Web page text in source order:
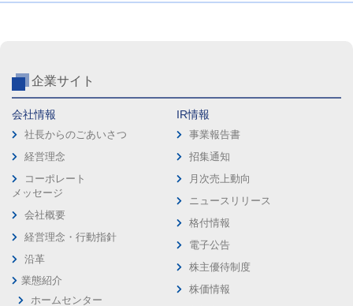
企業サイト
会社情報
社長からのごあいさつ
経営理念
コーポレート
メッセージ
会社概要
経営理念・行動指針
沿革
業態紹介
ホームセンター
IR情報
事業報告書
招集通知
月次売上動向
ニュースリリース
格付情報
電子公告
株主優待制度
株価情報